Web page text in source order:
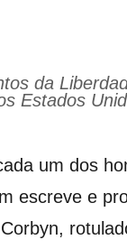
da
Estados
um dos
escreve e